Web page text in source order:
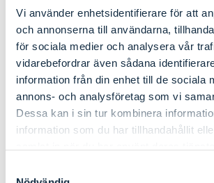
Vi använder enhetsidentifierare för att
och annonserna till användarna,
för sociala medier och analysera vår
vidarebefordrar även sådana
information från din enhet till de sociala
annons- och analysföretag som vi
Dessa kan i sin tur kombinera
information som du har tillhandahållit
konsulenttjenester og
spesialisering på utenlandske
virksomhet i Norge.
Kompetanse vi trenger:
For Maersk Services and Logistics
innen engelsk og gjerne tysk,